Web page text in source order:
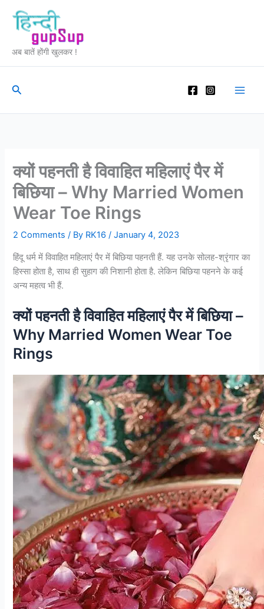
content
अब बातें होंगी खुलकर !
Search
क्यों पहनती है विवाहित महिलाएं पैर में
बिछिया – Why Married Women
Wear Toe Rings
2 Comments / By RK16/January 4, 2023
हिंदू धर्म में विवाहित महिलाएं पैर में बिछिया पहनती हैं. यह उनके सोलह-श्रृंगार का
हिस्‍सा होता है, साथ ही सुहाग की निशानी होता है. लेकिन बिछिया पहनने के कई
अन्‍य महत्‍व भी हैं.
क्यों पहनती है विवाहित महिलाएं पैर में बिछिया –
Why Married Women Wear Toe
Rings